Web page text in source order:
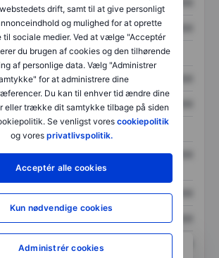
drift, samt til at give personligt
og mulighed for at oprette
til sociale medier. Ved at vælge "Acceptér
du brugen af cookies og den tilhørende
af personlige data. Vælg "Administrer
for at administrere dine
Du kan til enhver tid ændre dine
eller trække dit samtykke tilbage på siden
Se venligst vores cookiepolitik
og vores privatlivspolitik.
Acceptér alle cookies
Kun nødvendige cookies
Administrér cookies
XXXXXXX XXXXXXX
XXXXXXX
XXXXXXX XXXXXXX
XXXXXXX XXXXXXX
(EPS) XXXXXXX XXXXXXX
XXXXXXX
XXXXXXX
for at få adgang til flere diagrammer